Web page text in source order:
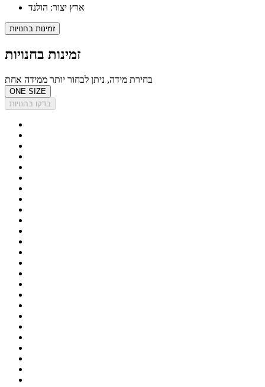
ארץ יצור: הולנד
זמינות בחנויות
זמינות בחנויות
בחירת מידה, ניתן לבחור יותר ממידה אחת
ONE SIZE
בדקו בחנויות